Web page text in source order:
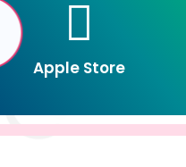
Apple Store